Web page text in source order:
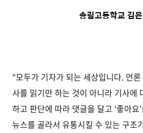
송림고등학교 김
“모두가 기자가 되는 세상입니다. 언
사를 읽기만 하는 것이 아니라 기사에
하고 판단에 따라 댓글을 달고 ‘좋아요
뉴스를 골라서 유통시킬 수 있는 구조